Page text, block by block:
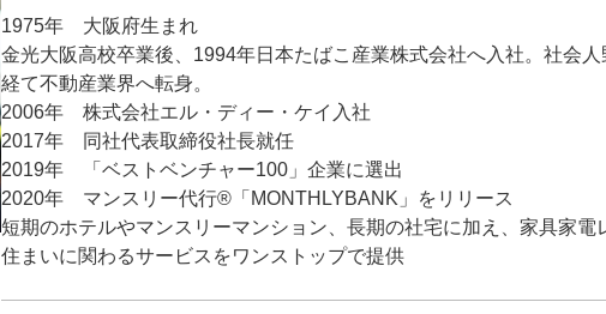
1975年 大阪府生まれ
金光大阪高校卒業後、1994年日本たばこ産業株式会社へ入社。社会人
経て不動産業界へ転身。
2006年 株式会社エル・ディー・ケイ入社
2017年 同社代表取締役社長就任
2019年 「ベストベンチャー100」企業に選出
2020年 マンスリー代行®「MONTHLYBANK」をリリース
短期のホテルやマンスリーマンション、長期の社宅に加え、家具家電
住まいに関わるサービスをワンストップで提供